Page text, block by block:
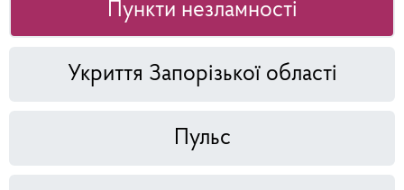
Пункти незламності
Укриття Запорізької області
Пульс